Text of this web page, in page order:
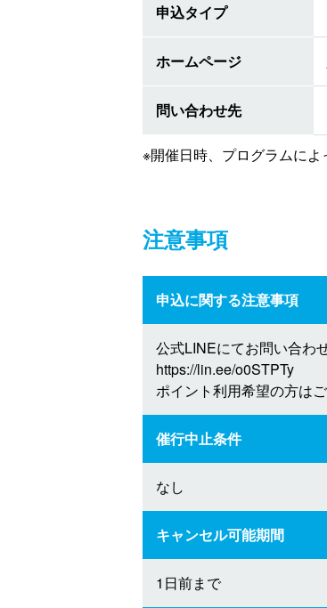
申込タイプ
ホームページ
問い合わせ先
※開催日時、プログラムによ
注意事項
申込に関する注意事項
公式LINEにてお問い合わ
https://lin.ee/o0STPTy
ポイント利用希望の方は
催行中止条件
なし
キャンセル可能期間
1日前まで